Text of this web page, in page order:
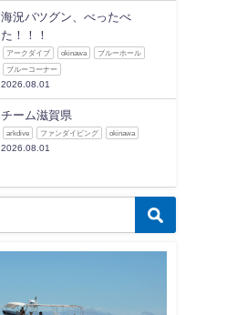
海況バツグン、べったべ
た！！！
アークダイブ okinawa ブルーホール
ブルーコーナー
2026.08.01
チーム滋賀県
arkdive ファンダイビング okinawa
2026.08.01